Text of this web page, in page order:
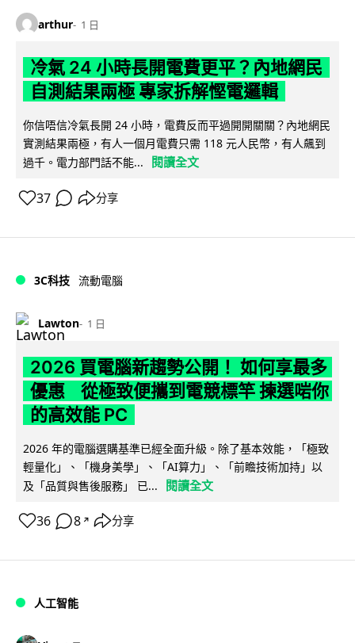
arthur 1 日
冷氣 24 小時長開電費更平？內地網民
自測結果兩極 專家拆解慳電邏輯
你信唔信冷氣長開 24 小時，電費反而平過開開關關？內地網民
實測結果兩極，有人一個月電費只需 118 元人民幣，有人飆到
過千。電力部門話不能...
閱讀全文
37 分享
3C科技 流動電腦
Lawton 1 日
2026 買電腦新趨勢公開！ 如何享最多
優惠 從極致便攜到電競標竿 揀選啱你
的高效能 PC
2026 年的電腦選購基準已經全面升級。除了基本效能，「極致
輕量化」、「機身美學」、「AI算力」、「前瞻技術加持」以
及「品質與售後服務」 已...
閱讀全文
36 8 ↗ 分享
人工智能